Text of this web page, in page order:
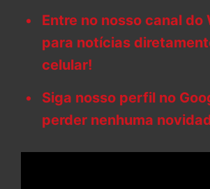
Entre no nosso canal do
para notícias
celular!
Siga nosso perfil no
perder nenhuma